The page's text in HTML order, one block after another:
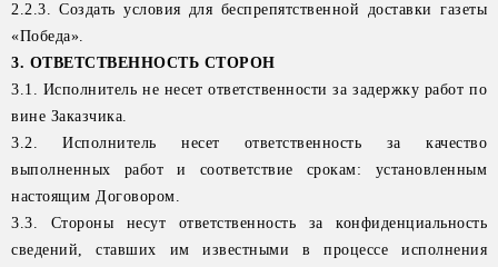
2.2.3. Создать условия для беспрепятственной доставки газеты
«Победа».
3. ОТВЕТСТВЕННОСТЬ СТОРОН
3.1. Исполнитель не несет ответственности за задержку работ по
вине Заказчика.
3.2. Исполнитель несет ответственность за качество
выполненных работ и соответствие срокам: установленным
настоящим Договором.
3.3. Стороны несут ответственность за конфиденциальность
сведений, ставших им известными в процессе исполнения